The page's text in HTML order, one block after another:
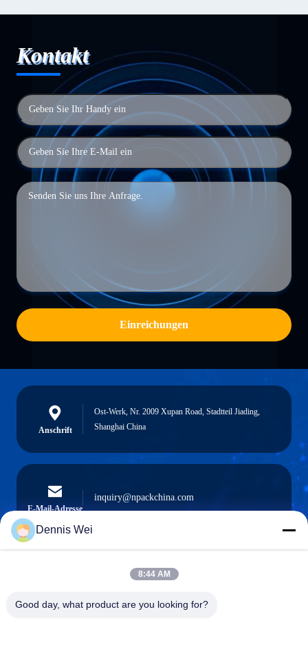
Kontakt
Einreichungen
Anschrift
Ost-Werk, Nr. 2009 Xupan Road, Stadtteil Jiading,
Shanghai China
E-Mail-Adresse
inquiry@npackchina.com
0086-21-66035560
Dennis Wei
8:44 AM
Good day, what product are you looking for?